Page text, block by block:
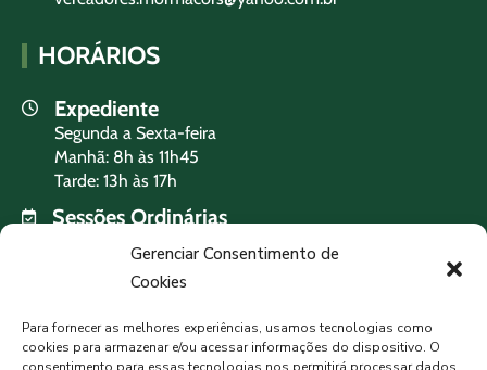
Gerenciar Consentimento de
Cookies
Para fornecer as melhores experiências, usamos tecnologias como
cookies para armazenar e/ou acessar informações do dispositivo. O
HORÁRIOS
Expediente
Segunda a Sexta-feira
Manhã: 8h às 11h45
Tarde: 13h às 17h
Sessões Ordinárias